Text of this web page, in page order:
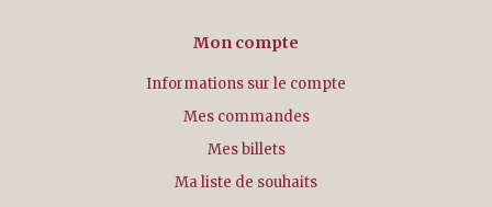
Mon compte
Informations sur le compte
Mes commandes
Mes billets
Ma liste de souhaits